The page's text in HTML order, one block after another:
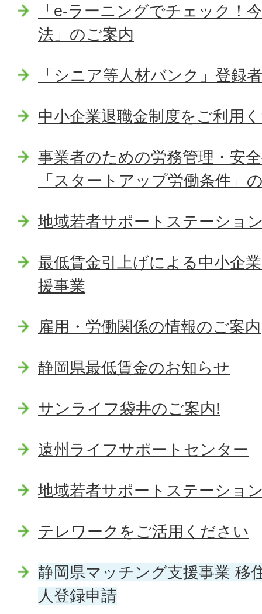
「e-ラーニングでチェック！
法」のご案内
「シニア等人材バンク」登録
中小企業退職金制度をご利用
事業者のための労務管理・安
「スタートアップ労働条件」
地域若者サポートステーショ
最低賃金引上げによる中小企
援事業
雇用・労働関係の情報のご案内
静岡県最低賃金のお知らせ
サンライフ袋井のご案内!
遠州ライフサポートセンター
地域若者サポートステーショ
テレワークをご活用ください
静岡県マッチング支援事業 移
人登録申請